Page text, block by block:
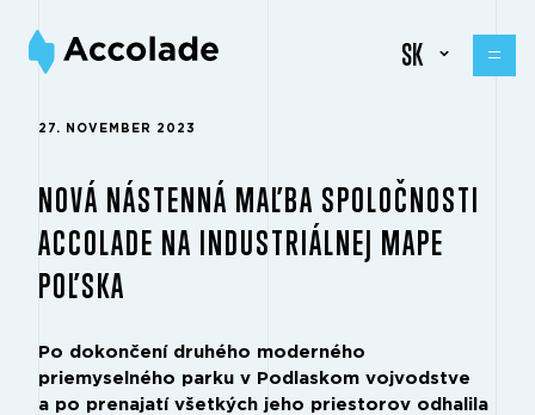
SK
27. NOVEMBER 2023
NOVÁ NÁSTENNÁ MAĽBA SPOLOČNOSTI
ACCOLADE NA INDUSTRIÁLNEJ MAPE
POĽSKA
Po dokončení druhého moderného
priemyselného parku v Podlaskom vojvodstve
a po prenajatí všetkých jeho priestorov odhalila